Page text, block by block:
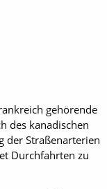
gehörende
des kanadischen
der Straßenarterien
Durchfahrten zu